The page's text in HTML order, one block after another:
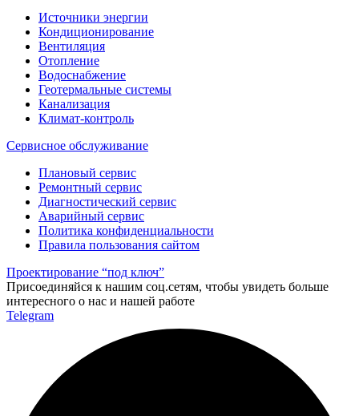
Источники энергии
Кондиционирование
Вентиляция
Отопление
Водоснабжение
Геотермальные системы
Канализация
Климат-контроль
Сервисное обслуживание
Плановый сервис
Ремонтный сервис
Диагностический сервис
Аварийный сервис
Политика конфиденциальности
Правила пользования сайтом
Проeктирование “под ключ”
Присоединяйся к нашим соц.сетям, чтобы увидеть больше
интересного о нас и нашей работе
Telegram